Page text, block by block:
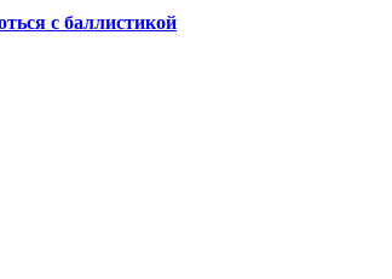
с баллистикой